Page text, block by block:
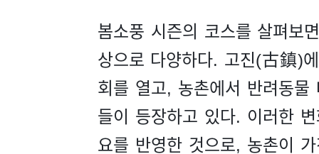
봄소풍 시즌의 코스를 살펴보
상으로 다양하다. 고진(古鎮)
회를 열고, 농촌에서 반려동
들이 등장하고 있다. 이러한
요를 반영한 것으로, 농촌이